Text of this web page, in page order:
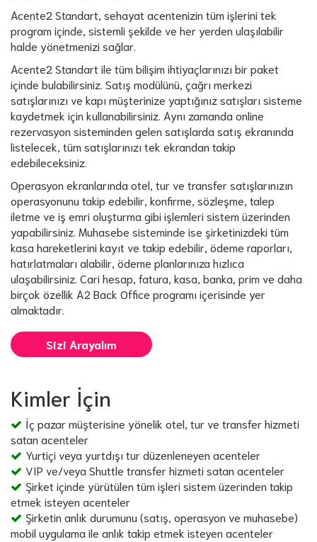
Acente2 Standart, sehayat acentenizin tüm işlerini tek
program içinde, sistemli şekilde ve her yerden ulaşılabilir
halde yönetmenizi sağlar.
Acente2 Standart ile tüm bilişim ihtiyaçlarınızı bir paket
içinde bulabilirsiniz. Satış modülünü, çağrı merkezi
satışlarınızı ve kapı müşterinize yaptığınız satışları sisteme
kaydetmek için kullanabilirsiniz. Aynı zamanda online
rezervasyon sisteminden gelen satışlarda satış ekranında
listelecek, tüm satışlarınızı tek ekrandan takip
edebileceksiniz.
Operasyon ekranlarında otel, tur ve transfer satışlarınızın
operasyonunu takip edebilir, konfirme, sözleşme, talep
iletme ve iş emri oluşturma gibi işlemleri sistem üzerinden
yapabilirsiniz. Muhasebe sisteminde ise şirketinizdeki tüm
kasa hareketlerini kayıt ve takip edebilir, ödeme raporları,
hatırlatmaları alabilir, ödeme planlarınıza hızlıca
ulaşabilirsiniz. Cari hesap, fatura, kasa, banka, prim ve daha
birçok özellik A2 Back Office programı içerisinde yer
almaktadır.
Sizi Arayalım
Kimler İçin
İç pazar müşterisine yönelik otel, tur ve transfer hizmeti
satan acenteler
Yurtiçi veya yurtdışı tur düzenleneyen acenteler
VIP ve/veya Shuttle transfer hizmeti satan acenteler
Şirket içinde yürütülen tüm işleri sistem üzerinden takip
etmek isteyen acenteler
Şirketin anlık durumunu (satış, operasyon ve muhasebe)
mobil uygulama ile anlık takip etmek isteyen acenteler